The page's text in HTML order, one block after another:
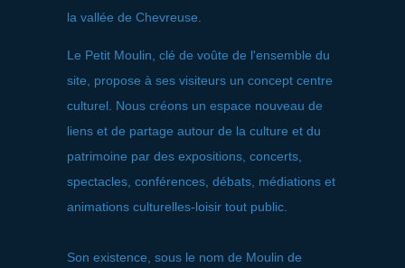
la vallée de Chevreuse.
Le Petit Moulin, clé de voûte de l'ensemble du
site, propose à ses visiteurs un concept centre
culturel. Nous créons un espace nouveau de
liens et de partage autour de la culture et du
patrimoine par des expositions, concerts,
spectacles, conférences, débats, médiations et
animations culturelles-loisir tout public.
Son existence, sous le nom de Moulin de